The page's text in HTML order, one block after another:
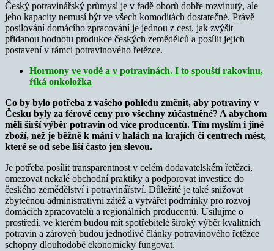
Český potravinářský průmysl je v řadě oborů dobře rozvinutý, ale
jeho kapacity nemusí být ve všech komoditách dostatečné. Právě
posilování domácího zpracování je jednou z cest, jak zvýšit
přidanou hodnotu produkce českých zemědělců a posílit jejich
postavení v rámci potravinového řetězce.
Hormony ve vodě a v potravinách. I to spouští rakovinu,
říká onkoložka
Co by bylo potřeba z vašeho pohledu změnit, aby potraviny v
Česku byly za férové ceny pro všechny zúčastněné? A abychom
měli širší výběr potravin od více producentů. Tím myslím i jiné
zboží, než je běžně k mání v halách na krajích či centrech měst,
které se od sebe liší často jen slevou.
Je potřeba posílit transparentnost v celém dodavatelském řetězci,
omezovat nekalé obchodní praktiky a podporovat investice do
českého zemědělství i potravinářství. Důležité je také snižovat
zbytečnou administrativní zátěž a vytvářet podmínky pro rozvoj
domácích zpracovatelů a regionálních producentů. Usilujme o
prostředí, ve kterém budou mít spotřebitelé široký výběr kvalitních
potravin a zároveň budou jednotlivé články potravinového řetězce
schopny dlouhodobě ekonomicky fungovat.